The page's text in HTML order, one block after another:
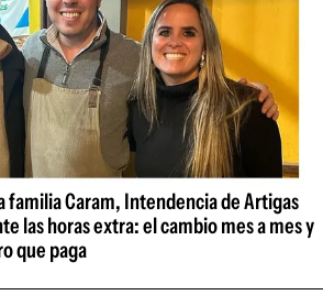
familia Caram, Intendencia de Artigas
las horas extra: el cambio mes a mes y
que paga